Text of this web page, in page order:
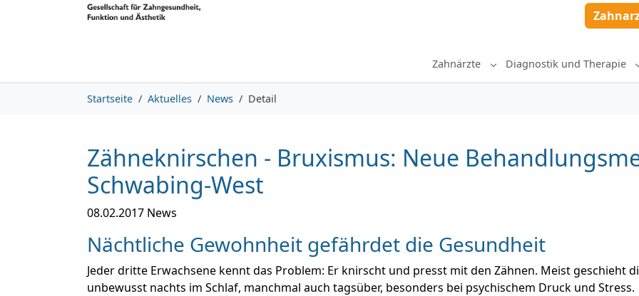
Skip to main content
Skip to page footer
Zahnärzte Submenu for "Zahnärzte"
Diagnostik und Therapie
Startseite Aktuelles News Detail
Zähneknirschen - Bruxismus: Neue
Schwabing-West
08.02.2017 News
Nächtliche Gewohnheit gefährdet die Gesundheit
Jeder dritte Erwachsene kennt das Problem: Er knirscht und presst mit den Zähnen. Meist geschieht
unbewusst nachts im Schlaf, manchmal auch tagsüber, besonders bei psychischem Druck und Stress.